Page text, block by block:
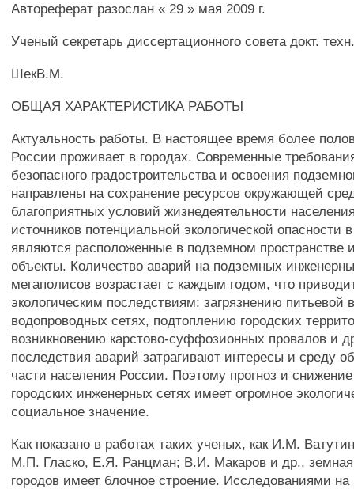
Автореферат разослан « 29 » мая 2009 г.
Ученый секретарь диссертационного совета докт.
ШекВ.М.
ОБЩАЯ ХАРАКТЕРИСТИКА РАБОТЫ
Актуальность работы. В настоящее время более
России проживает в городах. Современные
безопасного градостроительства и освоения
направлены на сохранение ресурсов окружающей
благоприятных условий жизнедеятельности
источников потенциальной экологической опасности
являются расположенные в подземном пространстве
объекты. Количество аварий на подземных
мегаполисов возрастает с каждым годом, что
экологическим последствиям: загрязнению питьевой
водопроводных сетях, подтоплению городских
возникновению карстово-суффозионных провалов и
последствия аварий затрагивают интересы и среду
части населения России. Поэтому прогноз и
городских инженерных сетях имеет огромное
социальное значение.
Как показано в работах таких ученых, как И.М.
М.П. Гласко, Е.Я. Ранцман; В.И. Макаров и др., земная
городов имеет блочное строение. Исследованиями